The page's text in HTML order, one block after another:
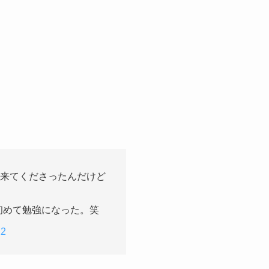
てくださったんだけど
て勉強になった。笑